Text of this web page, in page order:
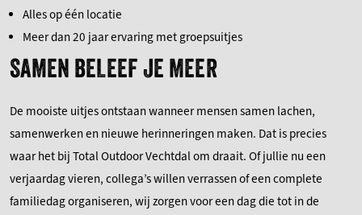
Alles op één locatie
Meer dan 20 jaar ervaring met groepsuitjes
SAMEN BELEEF JE MEER
De mooiste uitjes ontstaan wanneer mensen samen lachen,
samenwerken en nieuwe herinneringen maken. Dat is precies
waar het bij Total Outdoor Vechtdal om draait. Of jullie nu een
verjaardag vieren, collega’s willen verrassen of een complete
familiedag organiseren, wij zorgen voor een dag die tot in de